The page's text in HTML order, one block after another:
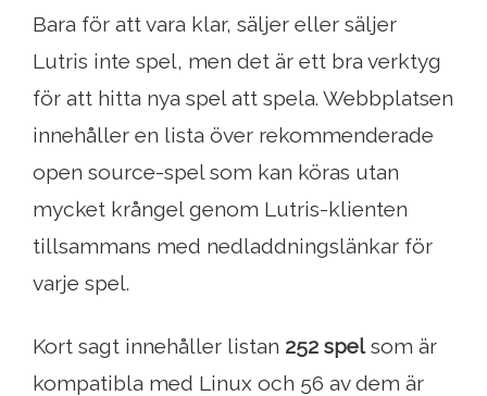
Bara för att vara klar, säljer eller säljer
Lutris inte spel, men det är ett bra verktyg
för att hitta nya spel att spela. Webbplatsen
innehåller en lista över rekommenderade
open source-spel som kan köras utan
mycket krångel genom Lutris-klienten
tillsammans med nedladdningslänkar för
varje spel.
Kort sagt innehåller listan 252 spelsom är
kompatibla med Linux och 56 av dem är